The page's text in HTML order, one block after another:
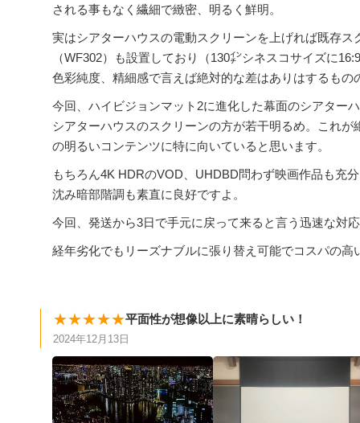
される事もなく繊細で緻密、明るく鮮明。
実はシアターハウスの電動スクリーンを上げれば既存
（WF302）も設置しており（130㌅シネスコサイズに
色彩純度、精細感で言えば絶対的な差はありはするも
今回、ハイビジョンマット2に進化した幕面のシアター
シアターハウスのスクリーンの方が若干明るめ。これ
の明るいコンテンツに特に向いていると思います。
もちろん4K HDRのVOD、UHDBD問わず映画作品も充
沈み暗部階調も素直に良好ですよ。
今回、発送から3日で手元に戻って来ると言う迅速な対
経年劣化でもリーズナブルに張り替え可能でコスパの高
★★★★★平面性が想像以上に素晴らしい！
2024年12月13日